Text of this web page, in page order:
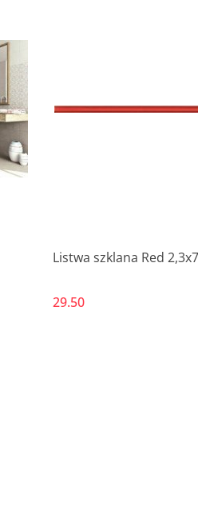
Produkt
Listwa szklana Red
29.50